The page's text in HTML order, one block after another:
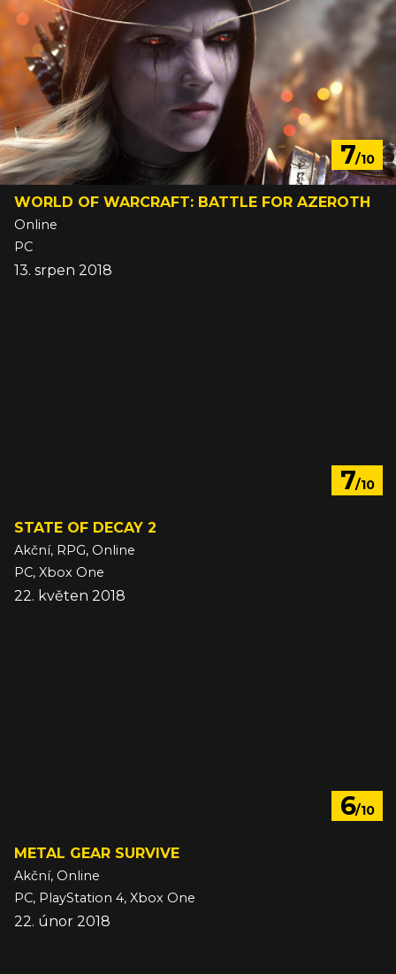
7/10
WORLD OF WARCRAFT: BATTLE FOR AZEROTH
Online
PC
13. srpen 2018
7/10
STATE OF DECAY 2
Akční, RPG, Online
PC, Xbox One
22. květen 2018
6/10
METAL GEAR SURVIVE
Akční, Online
PC, PlayStation 4, Xbox One
22. únor 2018